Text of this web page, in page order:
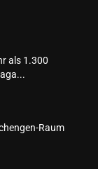
als 1.300
Raum